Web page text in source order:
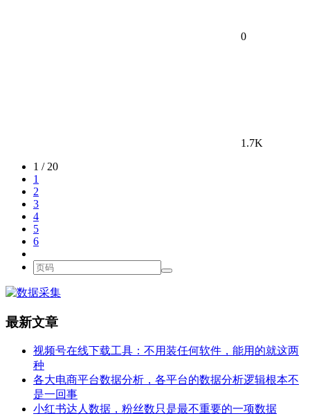
0
1.7K
1 / 20
1
2
3
4
5
6
最新文章
视频号在线下载工具：不用装任何软件，能用的就这两
种
各大电商平台数据分析，各平台的数据分析逻辑根本不
是一回事
小红书达人数据，粉丝数只是最不重要的一项数据